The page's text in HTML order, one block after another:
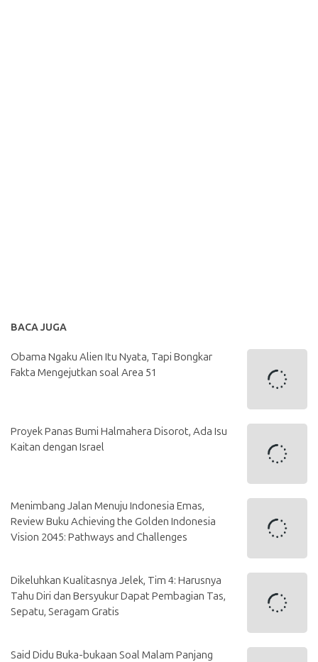
BACA JUGA
Obama Ngaku Alien Itu Nyata, Tapi Bongkar
Fakta Mengejutkan soal Area 51
Proyek Panas Bumi Halmahera Disorot, Ada Isu
Kaitan dengan Israel
Menimbang Jalan Menuju Indonesia Emas,
Review Buku Achieving the Golden Indonesia
Vision 2045: Pathways and Challenges
Dikeluhkan Kualitasnya Jelek, Tim 4: Harusnya
Tahu Diri dan Bersyukur Dapat Pembagian Tas,
Sepatu, Seragam Gratis
Said Didu Buka-bukaan Soal Malam Panjang